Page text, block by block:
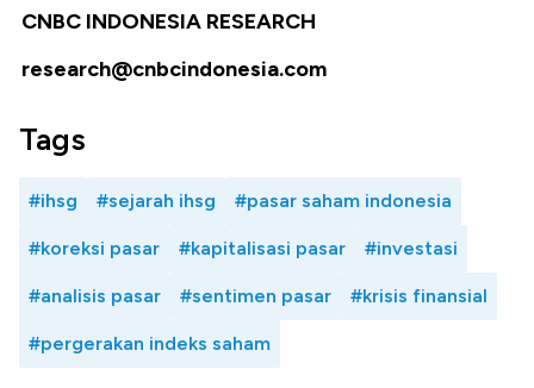
CNBC INDONESIA RESEARCH
research@cnbcindonesia.com
Tags
#ihsg #sejarah ihsg #pasar saham indonesia
#koreksi pasar #kapitalisasi pasar #investasi
#analisis pasar #sentimen pasar #krisis finansial
#pergerakan indeks saham